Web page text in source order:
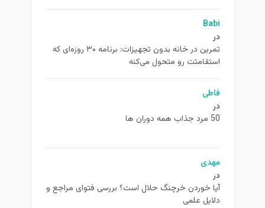
Babi
در
تمرین در خانه بدون تجهیزات: برنامه ۳۰ روزه‌ای که
استقامتت رو متحول می‌کنه
فاطی
در
50 مرد جذاب همه دوران ها
مهدی
در
آیا خوردن خرچنگ حلال است؟ بررسی فتوای مراجع و
دلایل علمی